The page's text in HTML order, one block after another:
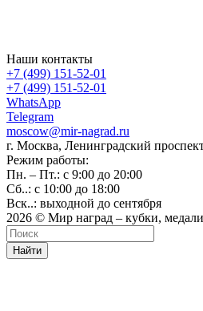
Наши контакты
+7 (499) 151-52-01
+7 (499) 151-52-01
WhatsApp
Telegram
moscow@mir-nagrad.ru
г. Москва, Ленинградский
Режим работы:
Пн. – Пт.: с 9:00 до 20:00
Сб..: с 10:00 до 18:00
Вск..: выходной до сентября
2026 © Мир наград – кубки,
Найти